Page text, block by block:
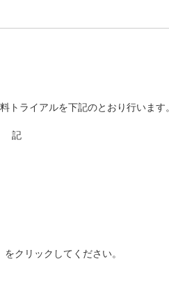
ライアルを下記のとおり行います。
記
クリックしてください。